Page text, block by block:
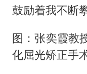
鼓励着我不断
图：张奕霞教
化屈光矫正手